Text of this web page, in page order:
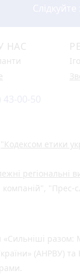
НАС
"Кодексом етики
регіональні
"Прес-
разом:
(АНРВУ)